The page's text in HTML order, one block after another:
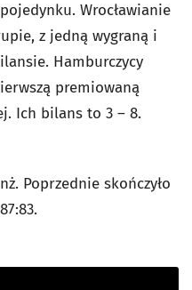
Wrocławianie
z jedną wygraną i
Hamburczycy
premiowaną
Ich bilans to 3 – 8.
Poprzednie skończyło